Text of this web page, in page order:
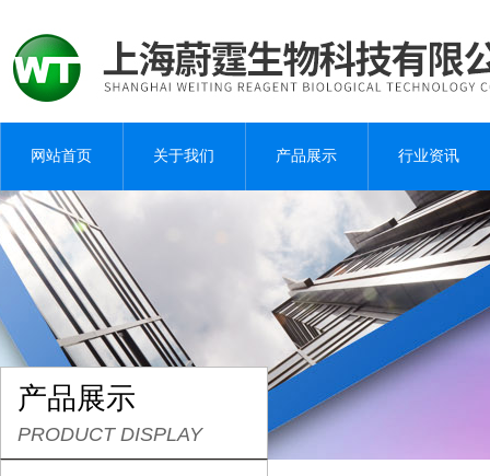
网站首页 关于我们 产品展示 行业资讯
产品展示
PRODUCT DISPLAY